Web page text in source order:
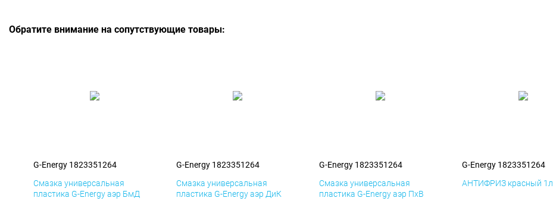
Обратите внимание на сопутствующие товары:
G-Energy 1823351264
Смазка универсальная
пластика G-Energy аэр БмД
G-Energy 1823351264
Смазка универсальная
пластика G-Energy аэр ДиК
G-Energy 1823351264
Смазка универсальная
пластика G-Energy аэр ПхВ
G-Energy 1823351264
АНТИФРИЗ красный 1л.